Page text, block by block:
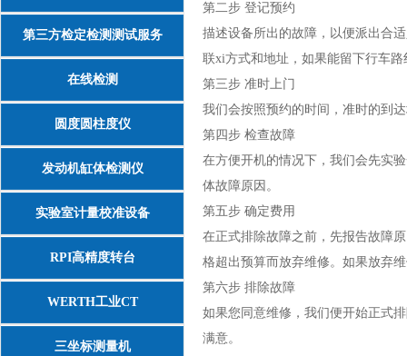
第三方检定检测测试服务
在线检测
圆度圆柱度仪
发动机缸体检测仪
实验室计量校准设备
RPI高精度转台
WERTH工业CT
三坐标测量机
第二步 登记预约
描述设备所出的故障，以便派出合
联xi方式和地址，如果能留下行车
第三步 准时上门
我们会按照预约的时间，准时的到
第四步 检查故障
在方便开机的情况下，我们会先实
体故障原因。
第五步 确定费用
在正式排除故障之前，先报告故障
格超出预算而放弃维修。如果放弃
第六步 排除故障
如果您同意维修，我们便开始正式
满意。